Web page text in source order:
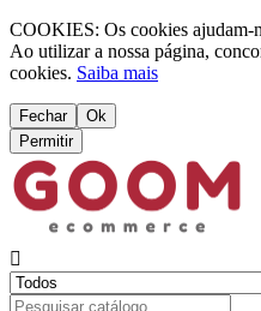
COOKIES: Os cookies ajudam-
Ao utilizar a nossa página,
cookies. Saiba mais
Fechar
Ok
Permitir
